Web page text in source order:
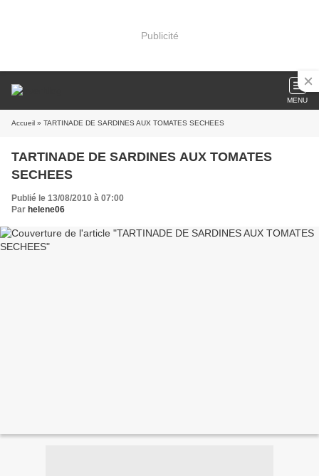
Publicité
MENU
Accueil » TARTINADE DE SARDINES AUX TOMATES SECHEES
TARTINADE DE SARDINES AUX TOMATES
SECHEES
Publié le 13/08/2010 à 07:00
Par helene06